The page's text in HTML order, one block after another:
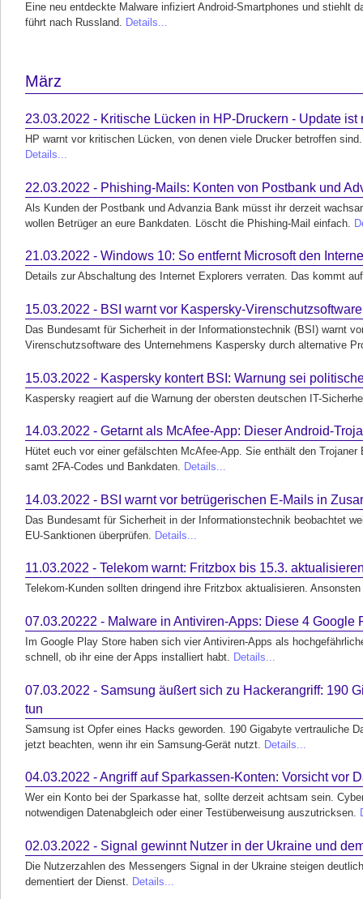
Eine neu entdeckte Malware infiziert Android-Smartphones und stiehlt
führt nach Russland. Details...
März
23.03.2022 - Kritische Lücken in HP-Druckern - Update ist
HP warnt vor kritischen Lücken, von denen viele Drucker betroffen
Details...
22.03.2022 - Phishing-Mails: Konten von Postbank und
Als Kunden der Postbank und Advanzia Bank müsst ihr derzeit
wollen Betrüger an eure Bankdaten. Löscht die Phishing-Mail einfach.
21.03.2022 - Windows 10: So entfernt Microsoft den
Details zur Abschaltung des Internet Explorers verraten. Das kommt
15.03.2022 - BSI warnt vor Kaspersky-
Das Bundesamt für Sicherheit in der Informationstechnik (BSI) warnt
Virenschutzsoftware des Unternehmens Kaspersky durch alternative
15.03.2022 - Kaspersky kontert BSI: Warnung sei
Kaspersky reagiert auf die Warnung der obersten deutschen IT-
14.03.2022 - Getarnt als McAfee-App: Dieser Android-
Hütet euch vor einer gefälschten McAfee-App. Sie enthält den
samt 2FA-Codes und Bankdaten. Details...
14.03.2022 - BSI warnt vor betrügerischen E-Mails in
Das Bundesamt für Sicherheit in der Informationstechnik beobachtet
EU-Sanktionen überprüfen.
Details...
11.03.2022 - Telekom warnt: Fritzbox bis 15.3.
Telekom-Kunden sollten dringend ihre Fritzbox aktualisieren.
07.03.20222 - Malware in Antiviren-Apps: Diese 4
Im Google Play Store haben sich vier Antiviren-Apps als
schnell, ob ihr eine der Apps installiert habt. Details...
07.03.2022 - Samsung äußert sich zu Hackerangriff: 190
tun
Samsung ist Opfer eines Hacks geworden. 190 Gigabyte vertrauliche
jetzt beachten, wenn ihr ein Samsung-Gerät nutzt. Details...
04.03.2022 - Angriff auf Sparkassen-Konten: Vorsicht vor
Wer ein Konto bei der Sparkasse hat, sollte derzeit achtsam sein.
notwendigen Datenabgleich oder einer Testüberweisung auszutricksen.
02.03.2022 - Signal gewinnt Nutzer in der Ukraine und
Die Nutzerzahlen des Messengers Signal in der Ukraine steigen
dementiert der Dienst.
Details...